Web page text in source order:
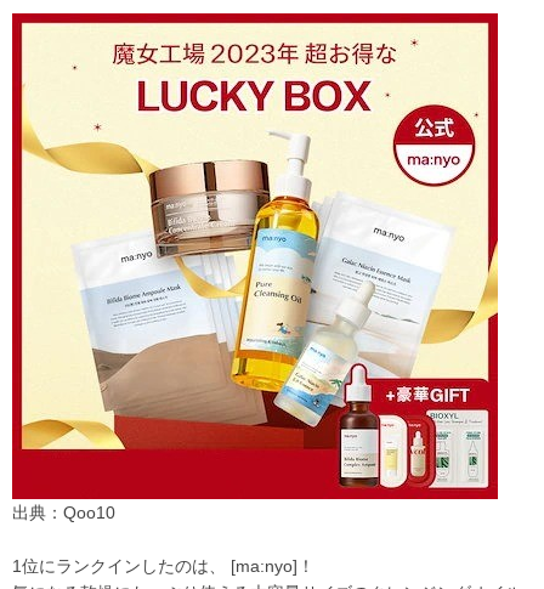
出典：Qoo10
1位にランクインしたのは、 [ma:nyo]！